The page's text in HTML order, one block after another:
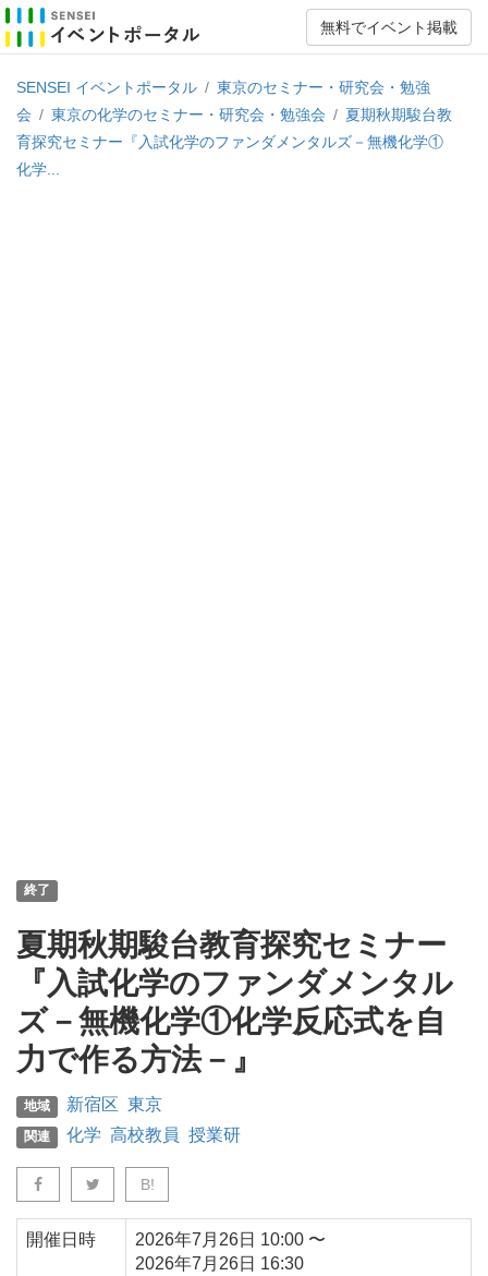
無料でイベント掲載
SENSEI イベントポータル / 東京のセミナー・研究会・勉強
会 / 東京の化学のセミナー・研究会・勉強会 / 夏期秋期駿台教
育探究セミナー『入試化学のファンダメンタルズ－無機化学①
化学...
終了
夏期秋期駿台教育探究セミナー
『入試化学のファンダメンタル
ズ－無機化学①化学反応式を自
力で作る方法－』
地域 新宿区 東京
関連 化学 高校教員 授業研
B!
開催日時 2026年7月26日 10:00 〜
2026年7月26日 16:30